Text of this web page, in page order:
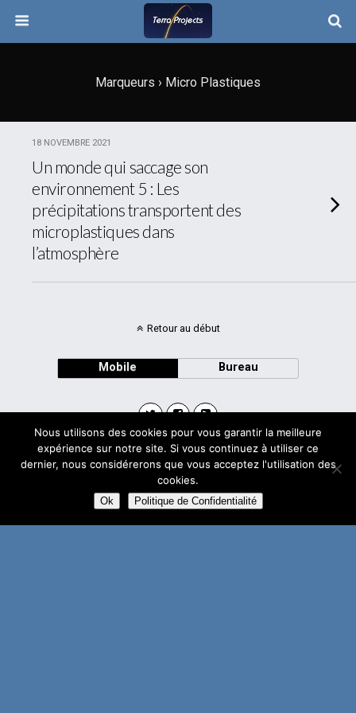
Marqueurs › Micro Plastiques
18 NOVEMBRE 2021
Un monde qui saccage son
environnement 5 : Les
précipitations transportent des
microplastiques dans
l’atmosphère
Retour au début
Mobile Bureau
Avec
WPtouch Mobile Suite for WordPress
Nous utilisons des cookies pour vous garantir la meilleure
expérience sur notre site. Si vous continuez à utiliser ce
dernier, nous considérerons que vous acceptez l'utilisation des
cookies.
Ok Politique de Confidentialité